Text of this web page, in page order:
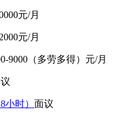
元/月
元/月
9000（多劳多得）元/月
时） 面议